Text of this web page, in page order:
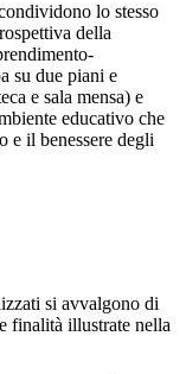
lo stesso
della
su due piani e
e sala mensa) e
educativo che
e il benessere degli
si avvalgono di
finalità illustrate nella